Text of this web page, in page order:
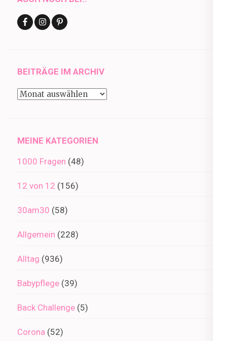
BEITRÄGE IM ARCHIV
Beiträge
MEINE KATEGORIEN
1000 Fragen (48)
12 von 12 (156)
30am30 (58)
Allgemein (228)
Alltag (936)
Babypflege (39)
Back Challenge (5)
Corona (52)